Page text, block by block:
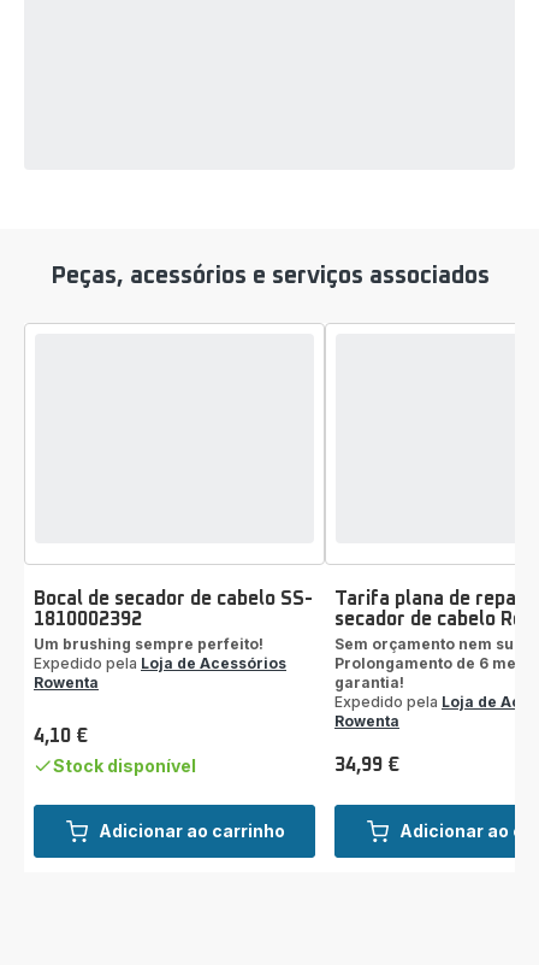
Peças, acessórios e serviços associados
Adicionar ao carrinho
Bocal de secador de cabelo SS-
1810002392
Um brushing sempre perfeito!
Expedido pela Loja de Acessórios
Rowenta
Preço
4,10 €
Stock disponível
Adicionar ao
Tarifa plana de
secador de cabelo
Sem orçamento nem
Prolongamento de 6
garantia!
Expedido pela Loja de
Rowenta
Preço
34,99 €